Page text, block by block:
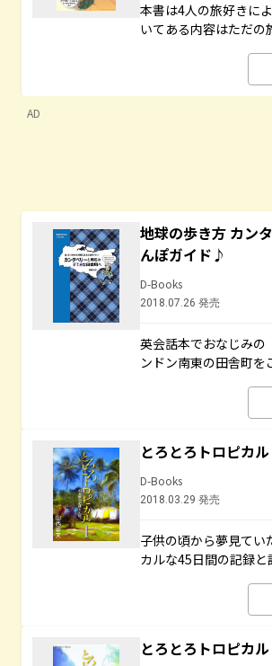
本書は4人の旅好きに
いてある内容はただの
AD
地球の歩き方 カン
んぽガイド♪
D-Books
2018.07.26 発売
英会話本でおなじみの
ンドン南東の田舎町を
とろとろトロピカ
D-Books
2018.03.29 発売
子供の頃から夢見て
カルな45日間の記録と
とろとろトロピカ